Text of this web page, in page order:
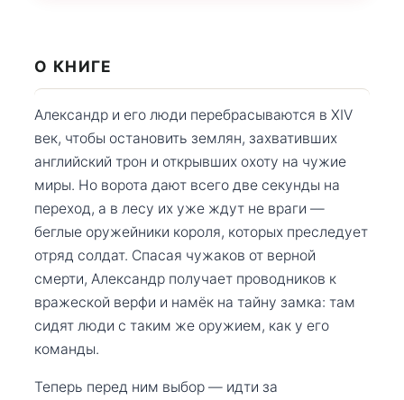
О КНИГЕ
Александр и его люди перебрасываются в XIV
век, чтобы остановить землян, захвативших
английский трон и открывших охоту на чужие
миры. Но ворота дают всего две секунды на
переход, а в лесу их уже ждут не враги —
беглые оружейники короля, которых преследует
отряд солдат. Спасая чужаков от верной
смерти, Александр получает проводников к
вражеской верфи и намёк на тайну замка: там
сидят люди с таким же оружием, как у его
команды.
Теперь перед ним выбор — идти за